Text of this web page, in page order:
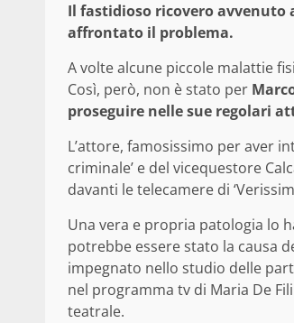
Il fastidioso ricovero avvenuto
affrontato il problema.
A volte alcune piccole malattie
Così, però, non è stato per
proseguire nelle sue regolari
L’attore, famosissimo per aver
criminale’ e del vicequestore
davanti le telecamere di
Una vera e propria patologia lo
potrebbe essere stato la causa
impegnato nello studio delle
nel programma tv di Maria De
teatrale.